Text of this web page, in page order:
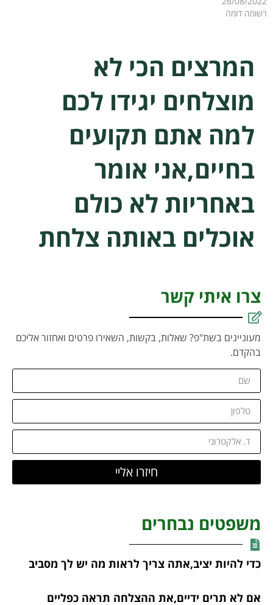
רשומה דומה
המרצים הכי לא
מוצלחים יגידו לכם
למה אתם תקועים
בחיים,אני אומר
באחריות לא כולם
אוכלים באותה צלחת
צרו איתי קשר
מעוניינים בשת"פ? שאלות, בקשות, השאירו פרטים ואחזור אליכם
בהקדם.
חיזרו אליי
משפטים נבחרים
כדי להיות יציב,אתה צריך לראות מה יש לך מסביב
אם לא תרים ידיים,את ההצלחה תראה כפליים